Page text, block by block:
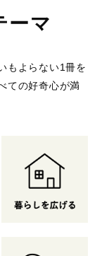
ーマ
もよらない1冊を
ての好奇心が満